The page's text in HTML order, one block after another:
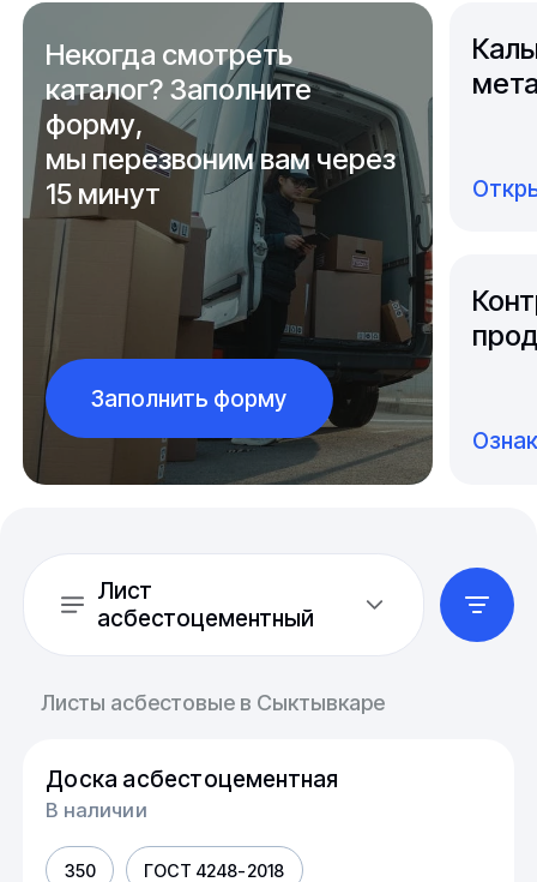
Некогда смотреть
каталог? Заполните
форму,
мы перезвоним вам через
15 минут
Заполнить форму
Лист
асбестоцементный
Листы асбестовые в Сыктывкаре
Доска асбестоцементная
В наличии
350 ГОСТ 4248-2018